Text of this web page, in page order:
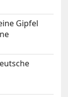
Gipfel